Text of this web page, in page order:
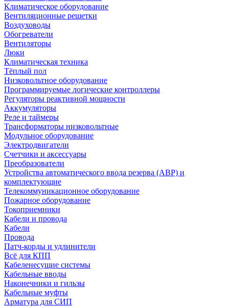
Климатическое оборудование
Вентиляционные решетки
Воздуховоды
Обогреватели
Вентиляторы
Люки
Климатическая техника
Тёплый пол
Низковольтное оборудование
Программируемые логические контроллеры
Регуляторы реактивной мощности
Аккумуляторы
Реле и таймеры
Трансформаторы низковольтные
Модульное оборудование
Электродвигатели
Счетчики и аксессуары
Преобразователи
Устройства автоматического ввода резерва (АВР) и
комплектующие
Телекоммуникационное оборудование
Пожарное оборудование
Токоприемники
Кабели и провода
Кабели
Провода
Патч-корды и удлинители
Всё для КПП
Кабеленесущие системы
Кабельные вводы
Наконечники и гильзы
Кабельные муфты
Арматура для СИП